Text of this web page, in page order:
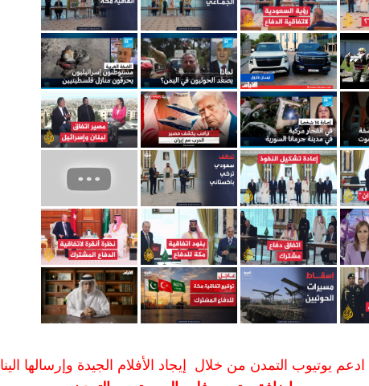
ادعم يوتيوب التمدن من خلال إيجاد الأفلام الجيدة وإرسالها الينا